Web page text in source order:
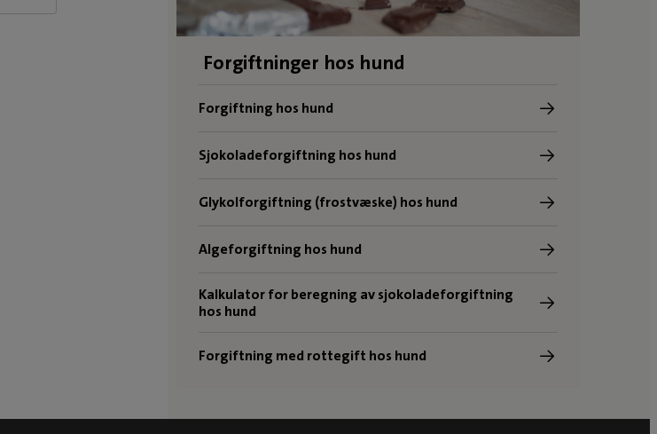
Forgiftninger hos hund
Forgiftning hos hund
Sjokoladeforgiftning hos hund
Glykolforgiftning (frostvæske) hos hund
Algeforgiftning hos hund
Kalkulator for beregning av sjokoladeforgiftning
hos hund
Forgiftning med rottegift hos hund